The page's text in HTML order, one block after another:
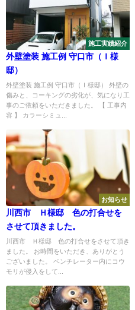
施工実績紹介
外壁塗装 施工例 守口市（Ｉ様
邸）
外壁塗装 施工例 守口市（Ｉ様邸） 外壁の
傷みと、コーキングの劣化が、気になり工
事のご依頼をいただきました。 【 工事内
容 】 カラーシミュ...
お知らせ
川西市 Ｈ様邸 色の打合せを
させて頂きました。
川西市 Ｈ様邸 色の打合せをさせて頂き
ました。 お時間をいただき、ありがとう
ございました。 ベンチレーター内にコウ
モリが侵入をして...